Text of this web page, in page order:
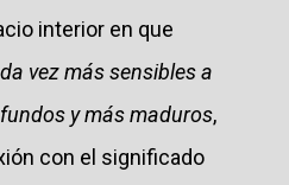
interior en que
vez más sensibles a
y más maduros,
con el significado